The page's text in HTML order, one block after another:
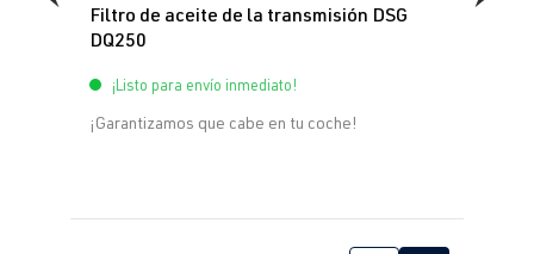
Filtro de aceite de la transmisión DSG
DQ250
¡Listo para envío inmediato!
¡Garantizamos que cabe en tu coche!